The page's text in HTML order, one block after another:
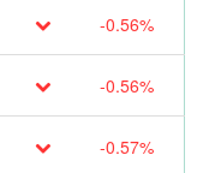
-0.56%
-0.56%
-0.57%